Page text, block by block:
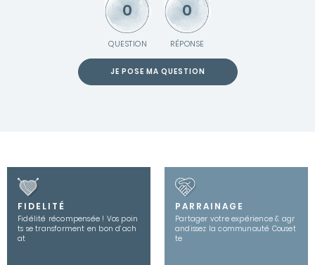
0
QUESTION
0
RÉPONSE
JE POSE MA QUESTION
FIDELITÉ
Fidélité récompensée ! Vos poin
ts se transforment en bon d’ach
at
PARRAINAGE
Partager votre expérience & agr
andissez la communauté Couset
te